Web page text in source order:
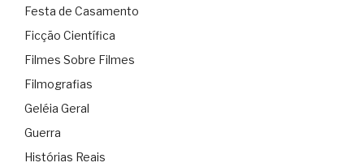
Festa de Casamento
Ficção Científica
Filmes Sobre Filmes
Filmografias
Geléia Geral
Guerra
Histórias Reais